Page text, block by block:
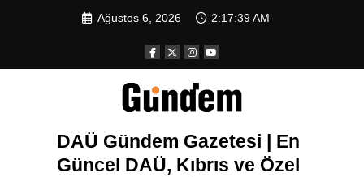
Ağustos 6, 2026 2:17:39 AM
DAÜ Gündem Gazetesi | En
Güncel DAÜ, Kıbrıs ve Özel